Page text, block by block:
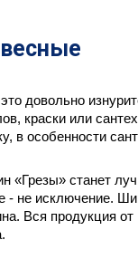
довольно
краски или
в особенности
«Грезы» станет
не исключение.
Вся продукция